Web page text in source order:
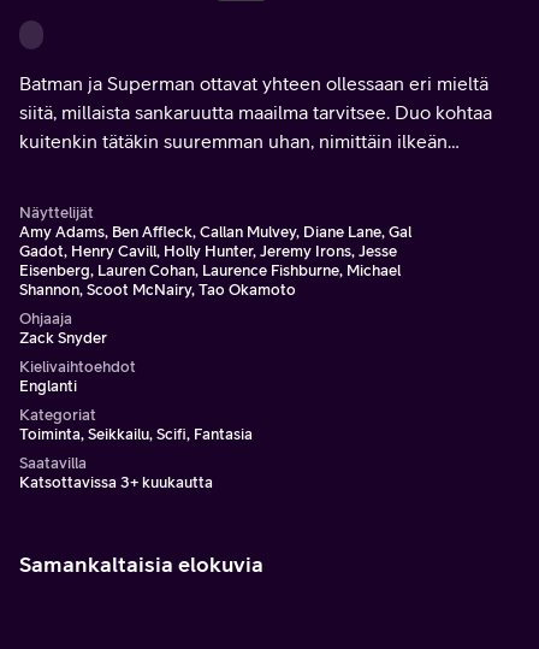
Batman ja Superman ottavat yhteen ollessaan eri mieltä
siitä, millaista sankaruutta maailma tarvitsee. Duo kohtaa
kuitenkin tätäkin suuremman uhan, nimittäin ilkeän
Näyttelijät
Amy Adams, Ben Affleck, Callan Mulvey, Diane Lane, Gal
Gadot, Henry Cavill, Holly Hunter, Jeremy Irons, Jesse
Eisenberg, Lauren Cohan, Laurence Fishburne, Michael
Shannon, Scoot McNairy, Tao Okamoto
Ohjaaja
Zack Snyder
Kielivaihtoehdot
Englanti
Kategoriat
Toiminta, Seikkailu, Scifi, Fantasia
Saatavilla
Katsottavissa 3+ kuukautta
Samankaltaisia elokuvia